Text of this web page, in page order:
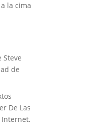
la cima
Steve
de
De Las
Internet.